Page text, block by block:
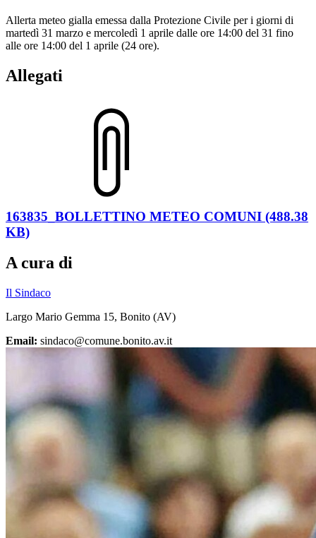
Allerta meteo gialla emessa dalla Protezione Civile per i giorni di
martedì 31 marzo e mercoledì 1 aprile dalle ore 14:00 del 31 fino
alle ore 14:00 del 1 aprile (24 ore).
Allegati
163835_BOLLETTINO METEO COMUNI (488.38
KB)
A cura di
Il Sindaco
Largo Mario Gemma 15, Bonito (AV)
Email: sindaco@comune.bonito.av.it